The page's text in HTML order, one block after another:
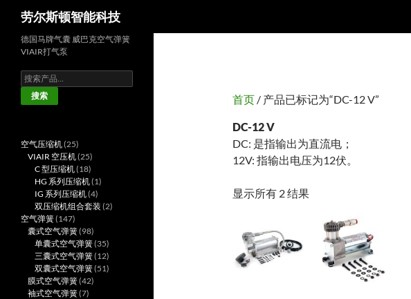
劳尔斯顿智能科技
首页 / 产品已标记为“DC-12 V”
DC-12 V
DC: 是指输出为直流电；
12V: 指输出电压为12伏。
显示所有 2 结果
德国马牌气囊 威巴克空气弹簧
VIAIR打气泵
搜
索：
搜索
空气压缩机 2525
个
产
品
VIAIR 空压机 2525
个
产
品
C 型压缩机 1818
个
产
品
HG 系列压缩机 11
产
IG 系列压缩机 44
个
双压缩机组合套装 22
空气弹簧 147147
个
产
品
囊式空气弹簧 9898
个
产
品
单囊式空气弹簧 3535
个
产
三囊式空气弹簧 1212
个
双囊式空气弹簧 5151
膜式空气弹簧 4242
袖式空气弹簧 77